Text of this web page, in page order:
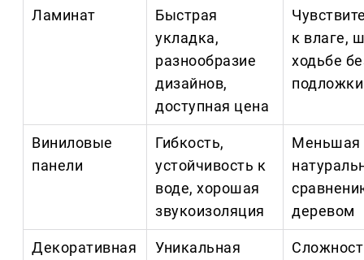
Ламинат
Быстрая
укладка,
разнообразие
дизайнов,
доступная цена
к влаге,
ходьбе
подложки
Виниловые
панели
Гибкость,
устойчивость к
воде, хорошая
звукоизоляция
Меньшая
деревом
Декоративная
Уникальная